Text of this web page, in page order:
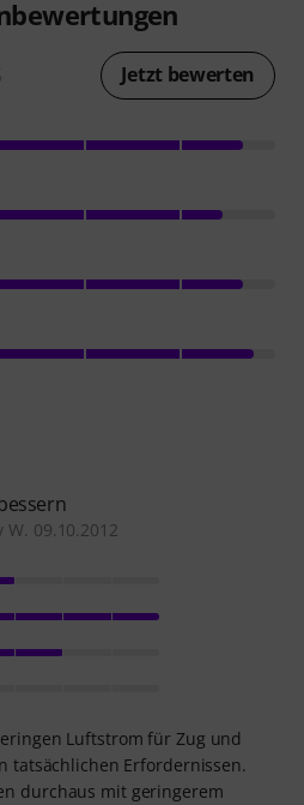
Jetzt bewerten
W. 09.10.2012
Luftstrom für Zug und
tatsächlichen Erfordernissen.
durchaus mit geringerem